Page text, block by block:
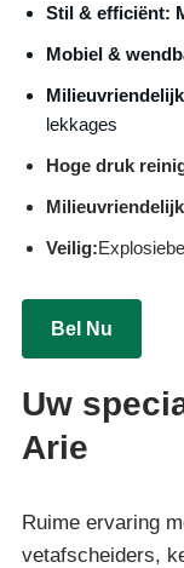
Stil & efficiënt:
Mobiel &
lekkages
Hoge druk
Veilig:
Bel Nu
Uw
Arie
Ruime ervaring
vetafscheiders,